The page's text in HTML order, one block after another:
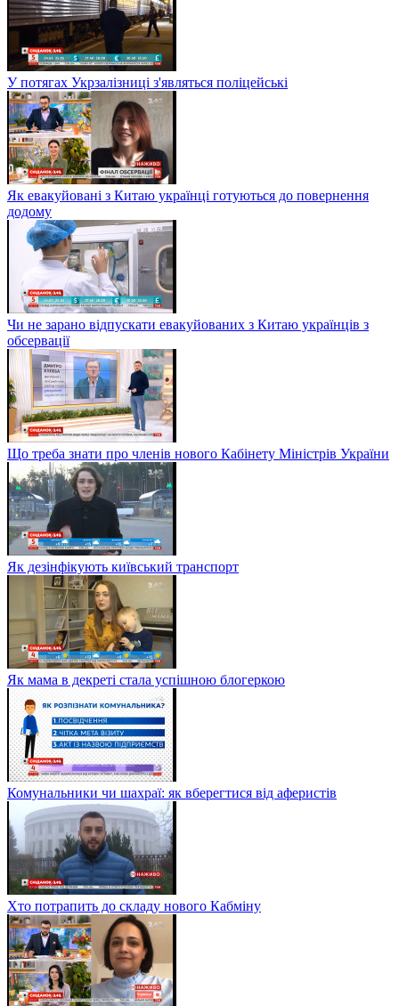
У потягах Укрзалізниці з'являться поліцейські
Як евакуйовані з Китаю українці готуються до повернення
додому
Чи не зарано відпускати евакуйованих з Китаю українців з
обсервації
Що треба знати про членів нового Кабінету Міністрів України
Як дезінфікують київський транспорт
Як мама в декреті стала успішною блогеркою
Комунальники чи шахраї: як вберегтися від аферистів
Хто потрапить до складу нового Кабміну